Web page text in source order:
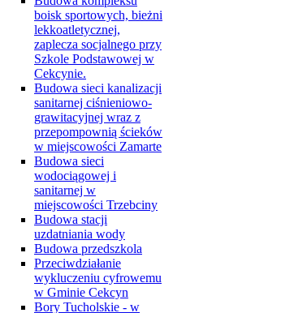
boisk sportowych, bieżni
lekkoatletycznej,
zaplecza socjalnego przy
Szkole Podstawowej w
Cekcynie.
Budowa sieci kanalizacji
sanitarnej ciśnieniowo-
grawitacyjnej wraz z
przepompownią ścieków
w miejscowości Zamarte
Budowa sieci
wodociągowej i
sanitarnej w
miejscowości Trzebciny
Budowa stacji
uzdatniania wody
Budowa przedszkola
Przeciwdziałanie
wykluczeniu cyfrowemu
w Gminie Cekcyn
Bory Tucholskie - w